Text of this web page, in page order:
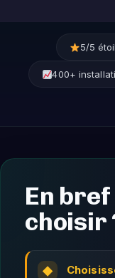
5/5
400+
En
choisir